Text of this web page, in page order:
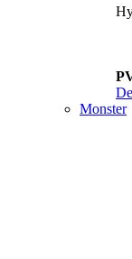
Monster